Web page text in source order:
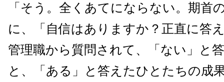
「そう。全くあてにならない。期首
に、「自信はありますか？正直に答
管理職から質問されて、「ない」と
と、「ある」と答えたひとたちの成